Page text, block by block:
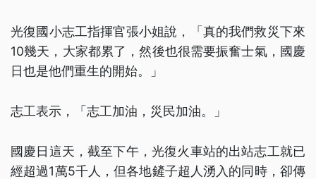
光復國小志工指揮官張小姐說，「真的我們救災下來
10幾天，大家都累了，然後也很需要振奮士氣，國慶
日也是他們重生的開始。」
志工表示，「志工加油，災民加油。」
國慶日這天，截至下午，光復火車站的出站志工就已
經超過1萬5千人，但各地鏟子超人湧入的同時，卻傳